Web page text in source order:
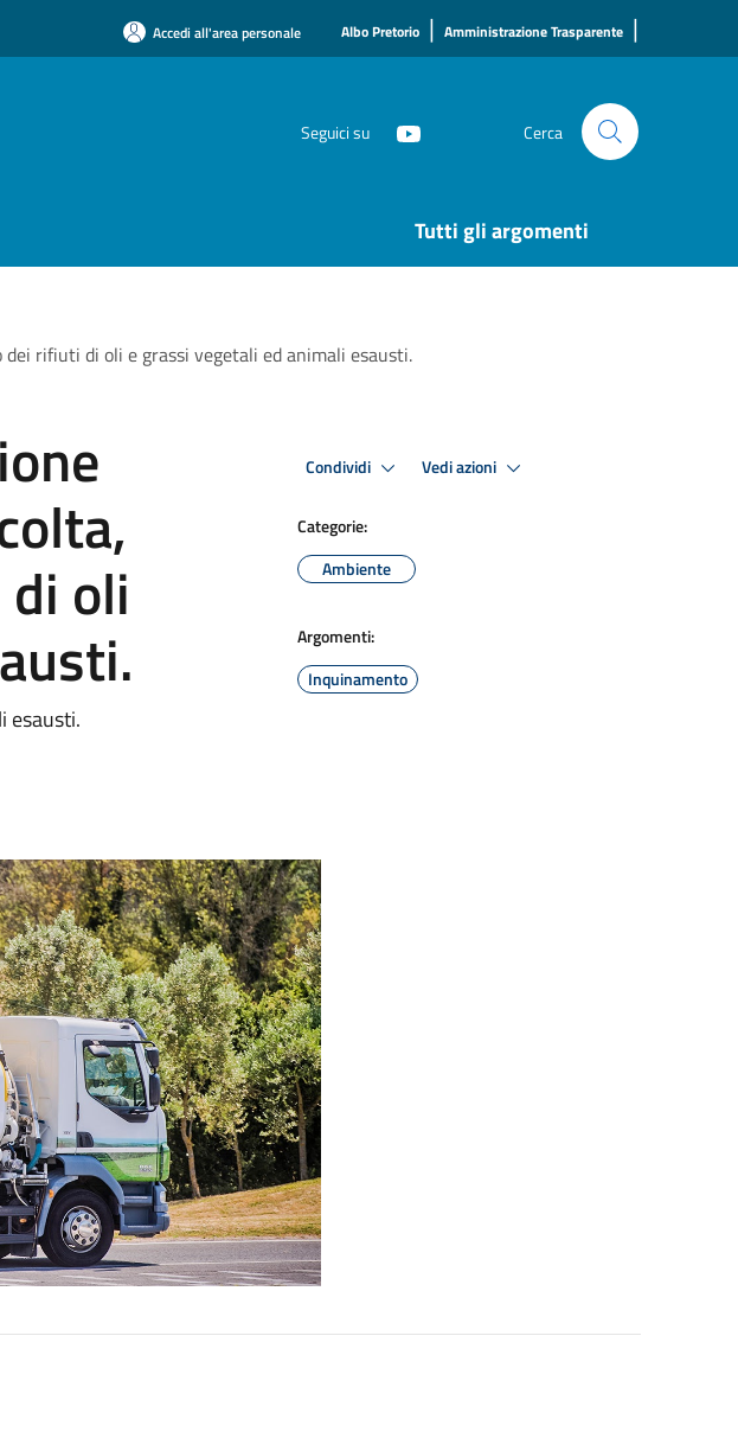
Accedi all'area personale Albo Pretorio | Amministrazione Trasparente |
Seguici su Cerca
Tutti gli argomenti
rifiuti di oli e grassi vegetali ed animali esausti.
oli
esausti.
Condividi Vedi azioni
Categorie:
Ambiente
Argomenti:
Inquinamento